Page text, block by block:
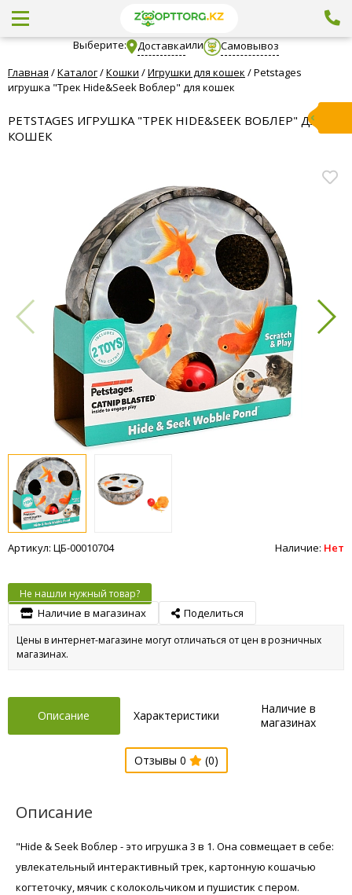
Выберите: Доставкаили
Самовывоз
Главная /Каталог/Кошки /Игрушки для кошек /Petstages
игрушка "Трек Hide&Seek Воблер" для кошек
PETSTAGES ИГРУШКА "ТРЕК HIDE&SEEK ВОБЛЕР" ДЛЯ
КОШЕК
Артикул: ЦБ-00010704 Наличие: Нет
Не нашли нужный товар?
Наличие в магазинах Поделиться
Цены в интернет-магазине могут отличаться от цен в розничных
магазинах.
Описание Характеристики
Наличие в
магазинах
Отзывы 0 (0)
Описание
"Hide & Seek Воблер - это игрушка 3 в 1. Она совмещает в себе:
увлекательный интерактивный трек, картонную кошачью
когтеточку, мячик с колокольчиком и пушистик с пером.